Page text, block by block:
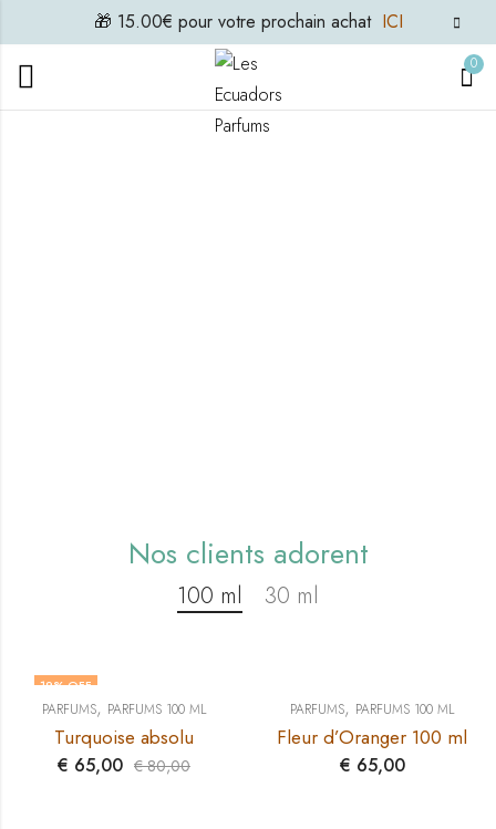
🎁 15.00€ pour votre prochain achat ICI
0
Nos clients adorent
100 ml 30 ml
19% OFF
PARFUMS, PARFUMS 100 ML
Turquoise absolu
€ 65,00 €80,00
PARFUMS, PARFUMS 100 ML
Fleur d’Oranger 100 ml
€ 65,00